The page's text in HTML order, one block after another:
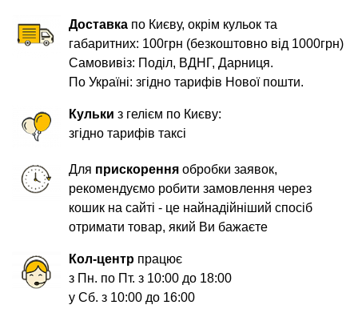
Доставка по Києву, окрім кульок та
габаритних: 100грн (безкоштовно від 1000грн)
Самовивіз: Поділ, ВДНГ, Дарниця.
По Україні: згідно тарифів Нової пошти.
Кульки з гелієм по Києву:
згідно тарифів таксі
Для прискорення обробки заявок,
рекомендуємо робити замовлення через
кошик на сайті - це найнадійніший спосіб
отримати товар, який Ви бажаєте
Кол-центр працює
з Пн. по Пт. з 10:00 до 18:00
у Сб. з 10:00 до 16:00